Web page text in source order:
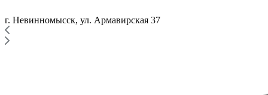
г. Невинномысск, ул. Армавирская 37